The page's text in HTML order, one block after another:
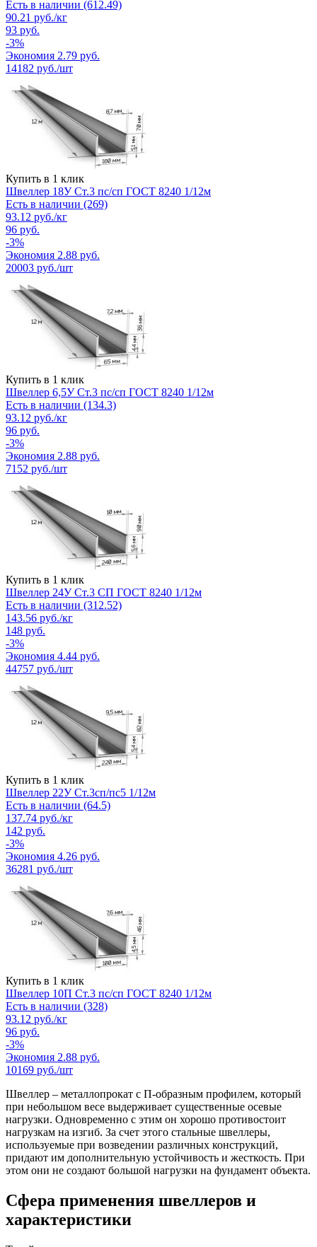
Есть в наличии (612.49)
90.21 руб./кг
93 руб.
-3%
Экономия 2.79 руб.
14182 руб./шт
Купить в 1 клик
Швеллер 18У Ст.3 пс/сп ГОСТ 8240 1/12м
Есть в наличии (269)
93.12 руб./кг
96 руб.
-3%
Экономия 2.88 руб.
20003 руб./шт
Купить в 1 клик
Швеллер 6,5У Ст.3 пс/сп ГОСТ 8240 1/12м
Есть в наличии (134.3)
93.12 руб./кг
96 руб.
-3%
Экономия 2.88 руб.
7152 руб./шт
Купить в 1 клик
Швеллер 24У Ст.3 СП ГОСТ 8240 1/12м
Есть в наличии (312.52)
143.56 руб./кг
148 руб.
-3%
Экономия 4.44 руб.
44757 руб./шт
Купить в 1 клик
Швеллер 22У Ст.3сп/пс5 1/12м
Есть в наличии (64.5)
137.74 руб./кг
142 руб.
-3%
Экономия 4.26 руб.
36281 руб./шт
Купить в 1 клик
Швеллер 10П Ст.3 пс/сп ГОСТ 8240 1/12м
Есть в наличии (328)
93.12 руб./кг
96 руб.
-3%
Экономия 2.88 руб.
10169 руб./шт
Швеллер – металлопрокат с П-образным профилем, который
при небольшом весе выдерживает существенные осевые
нагрузки. Одновременно с этим он хорошо противостоит
нагрузкам на изгиб. За счет этого стальные швеллеры,
используемые при возведении различных конструкций,
придают им дополнительную устойчивость и жесткость. При
этом они не создают большой нагрузки на фундамент объекта.
Сфера применения швеллеров и
характеристики